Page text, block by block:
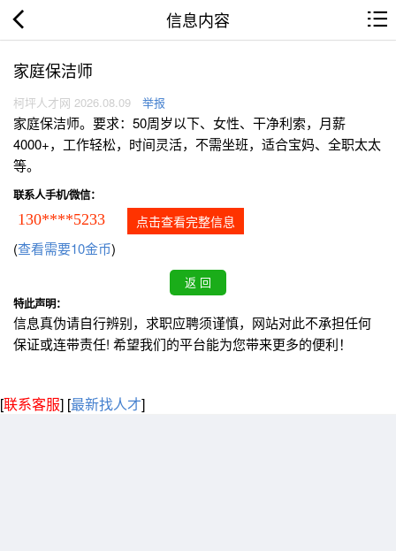
信息内容
家庭保洁师
柯坪人才网 2026.08.09 举报
家庭保洁师。要求：50周岁以下、女性、干净利索，月薪
4000+，工作轻松，时间灵活，不需坐班，适合宝妈、全职太太
等。
联系人手机/微信：
130****5233 点击查看完整信息
(查看需要10金币)
特此声明：
信息真伪请自行辨别，求职应聘须谨慎，网站对此不承担任何
保证或连带责任! 希望我们的平台能为您带来更多的便利！
[联系客服] [最新找人才]